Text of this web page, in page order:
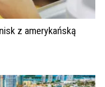
z amerykańską